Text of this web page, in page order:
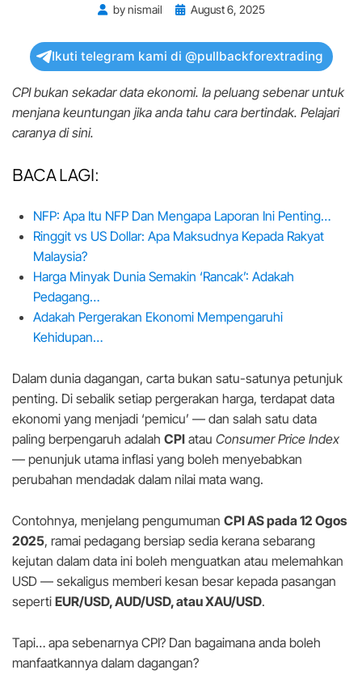
bynismail
PostedAugust 6, 2025
Ikuti telegram kami di @pullbackforextrading
CPI bukan sekadar data ekonomi. Ia peluang sebenar untuk
menjana keuntungan jika anda tahu cara bertindak. Pelajari
caranya di sini.
BACA LAGI:
NFP: Apa Itu NFP Dan Mengapa Laporan Ini Penting…
Ringgit vs US Dollar: Apa Maksudnya Kepada Rakyat
Malaysia?
Harga Minyak Dunia Semakin ‘Rancak’: Adakah
Pedagang…
Adakah Pergerakan Ekonomi Mempengaruhi
Kehidupan…
Dalam dunia dagangan, carta bukan satu-satunya petunjuk
penting. Di sebalik setiap pergerakan harga, terdapat data
ekonomi yang menjadi ‘pemicu’ — dan salah satu data
paling berpengaruh adalah CPI atau Consumer Price Index
— penunjuk utama inflasi yang boleh menyebabkan
perubahan mendadak dalam nilai mata wang.
Contohnya, menjelang pengumuman CPI AS pada 12 Ogos
2025, ramai pedagang bersiap sedia kerana sebarang
kejutan dalam data ini boleh menguatkan atau melemahkan
USD — sekaligus memberi kesan besar kepada pasangan
seperti EUR/USD, AUD/USD, atau XAU/USD.
Tapi… apa sebenarnya CPI? Dan bagaimana anda boleh
manfaatkannya dalam dagangan?